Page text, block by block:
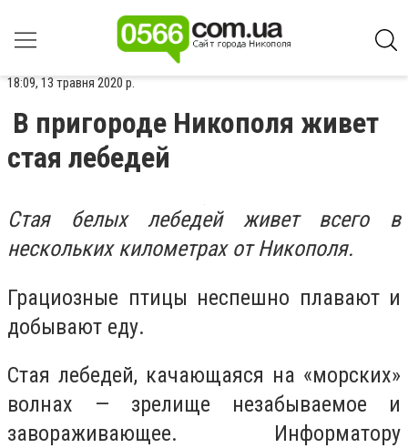
18:09, 13 травня 2020 р.
В пригороде Никополя живет
стая лебедей
Стая белых лебедей живет всего в
нескольких километрах от Никополя.
Грациозные птицы неспешно плавают и
добывают еду.
Стая лебедей, качающаяся на «морских»
волнах — зрелище незабываемое и
завораживающее. Информатору